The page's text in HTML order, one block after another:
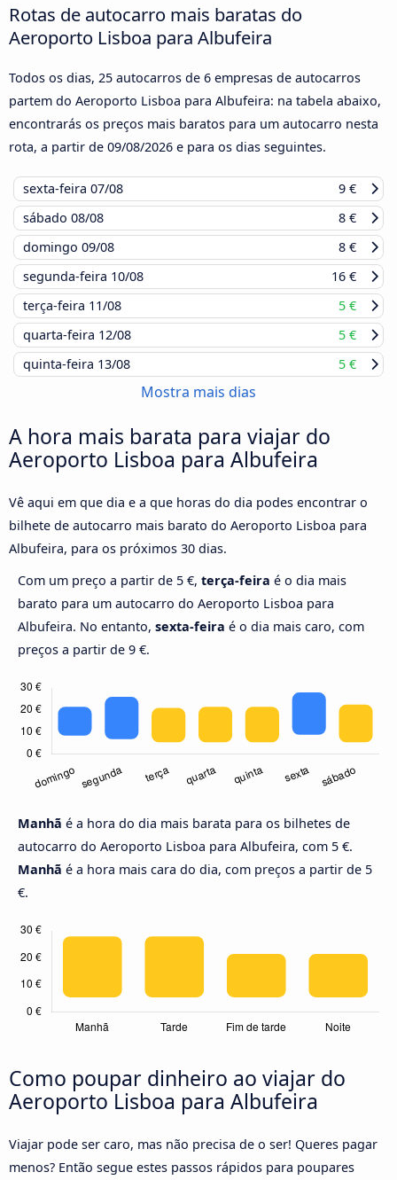
Rotas de autocarro mais baratas do
Aeroporto Lisboa para Albufeira
Todos os dias, 25 autocarros de 6 empresas de autocarros
partem do Aeroporto Lisboa para Albufeira: na tabela abaixo,
encontrarás os preços mais baratos para um autocarro nesta
rota, a partir de 09/08/2026 e para os dias seguintes.
sexta-feira 07/08
9 €
sábado 08/08
8 €
domingo 09/08
8 €
segunda-feira 10/08
16 €
terça-feira 11/08
5 €
quarta-feira 12/08
5 €
quinta-feira 13/08 5 €
Mostra mais dias
A hora mais barata para viajar do
Aeroporto Lisboa para Albufeira
Vê aqui em que dia e a que horas do dia podes encontrar o
bilhete de autocarro mais barato do Aeroporto Lisboa para
Albufeira, para os próximos 30 dias.
Com um preço a partir de 5 €, terça-feira é o dia mais
barato para um autocarro do Aeroporto Lisboa para
Albufeira. No entanto, sexta-feira é o dia mais caro, com
preços a partir de 9 €.
Manhã é a hora do dia mais barata para os bilhetes de
autocarro do Aeroporto Lisboa para Albufeira, com 5 €.
Manhã é a hora mais cara do dia, com preços a partir de 5
€.
Como poupar dinheiro ao viajar do
Aeroporto Lisboa para Albufeira
Viajar pode ser caro, mas não precisa de o ser! Queres pagar
menos? Então segue estes passos rápidos para poupares